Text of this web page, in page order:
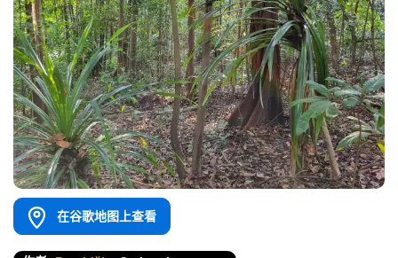
在谷歌地图上查看